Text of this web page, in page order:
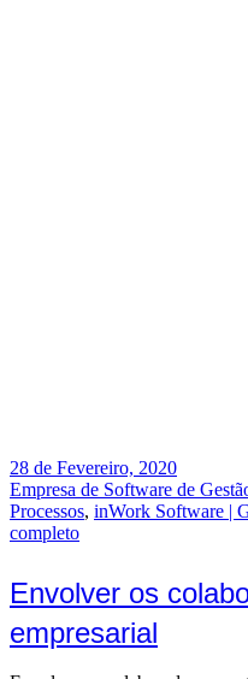
28 de Fevereiro, 2020
Empresa de Software de
Processos, inWork Software |
completo
Envolver os
empresarial